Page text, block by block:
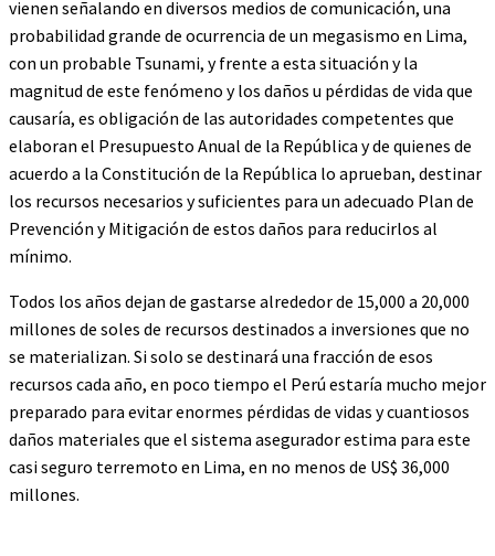
vienen señalando en diversos medios de comunicación, una
probabilidad grande de ocurrencia de un megasismo en Lima,
con un probable Tsunami, y frente a esta situación y la
magnitud de este fenómeno y los daños u pérdidas de vida que
causaría, es obligación de las autoridades competentes que
elaboran el Presupuesto Anual de la República y de quienes de
acuerdo a la Constitución de la República lo aprueban, destinar
los recursos necesarios y suficientes para un adecuado Plan de
Prevención y Mitigación de estos daños para reducirlos al
mínimo.
Todos los años dejan de gastarse alrededor de 15,000 a 20,000
millones de soles de recursos destinados a inversiones que no
se materializan. Si solo se destinará una fracción de esos
recursos cada año, en poco tiempo el Perú estaría mucho mejor
preparado para evitar enormes pérdidas de vidas y cuantiosos
daños materiales que el sistema asegurador estima para este
casi seguro terremoto en Lima, en no menos de US$ 36,000
millones.